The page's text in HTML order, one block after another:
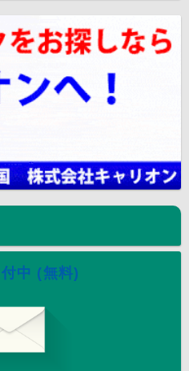
中 (無料)